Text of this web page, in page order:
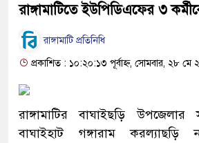
রাঙ্গামাটিতে ইউপিডিএফের ৩
রাঙ্গামাটি প্রতিনিধি
প্রকাশিত : ১০:২০:১৩ পূর্বাহ্ন, সোমবার, ২৮ মে
রাঙ্গামাটির বাঘাইছড়ি
বাঘাইহাট গঙ্গারাম করল্যাছড়ি